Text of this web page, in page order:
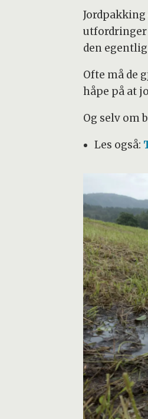
utfordringer
den
Ofte må de
håpe på at
Og selv om
Les også: